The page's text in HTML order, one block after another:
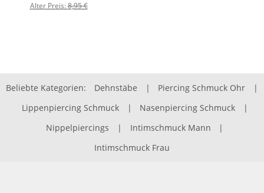
Alter Preis:8,95 €
Beliebte Kategorien: Dehnstäbe | Piercing Schmuck Ohr
|
Lippenpiercing Schmuck
| Nasenpiercing Schmuck
|
Nippelpiercings
| Intimschmuck Mann
|
Intimschmuck Frau